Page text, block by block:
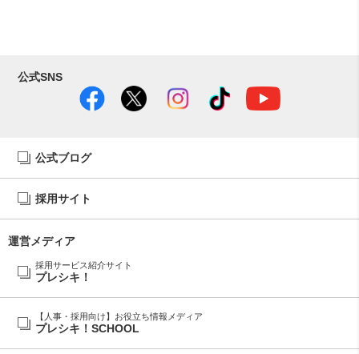
公式SNS
公式ブログ
採用サイト
運営メディア
採用サービス紹介サイト
プレシキ！
【人事・採用向け】お役立ち情報メディア
プレシキ！SCHOOL